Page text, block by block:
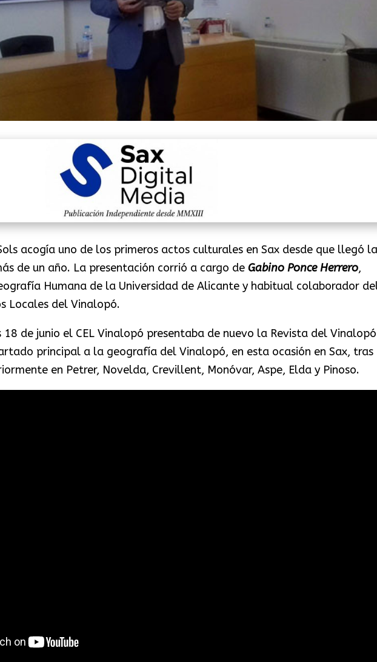
acogía uno de los primeros actos culturales en Sax desde que llegó la
de un año. La presentación corrió a cargo de Gabino Ponce Herrero,
Humana de la Universidad de Alicante y habitual colaborador
Locales del Vinalopó.
18 de junio el CEL Vinalopó presentaba de nuevo la Revista del Vinalopó
principal a la geografía del Vinalopó, en esta ocasión en Sax, tras
en Petrer, Novelda, Crevillent, Monóvar, Aspe, Elda y Pinoso.